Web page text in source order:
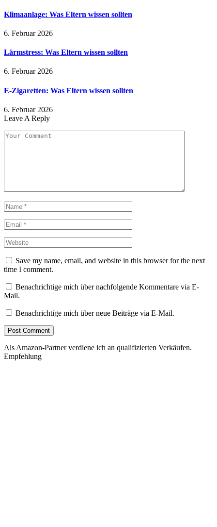
Klimaanlage: Was Eltern wissen sollten
6. Februar 2026
Lärmstress: Was Eltern wissen sollten
6. Februar 2026
E-Zigaretten: Was Eltern wissen sollten
6. Februar 2026
Leave A Reply
Save my name, email, and website in this browser for the next
time I comment.
Benachrichtige mich über nachfolgende Kommentare via E-
Mail.
Benachrichtige mich über neue Beiträge via E-Mail.
Als Amazon-Partner verdiene ich an qualifizierten Verkäufen.
Empfehlung